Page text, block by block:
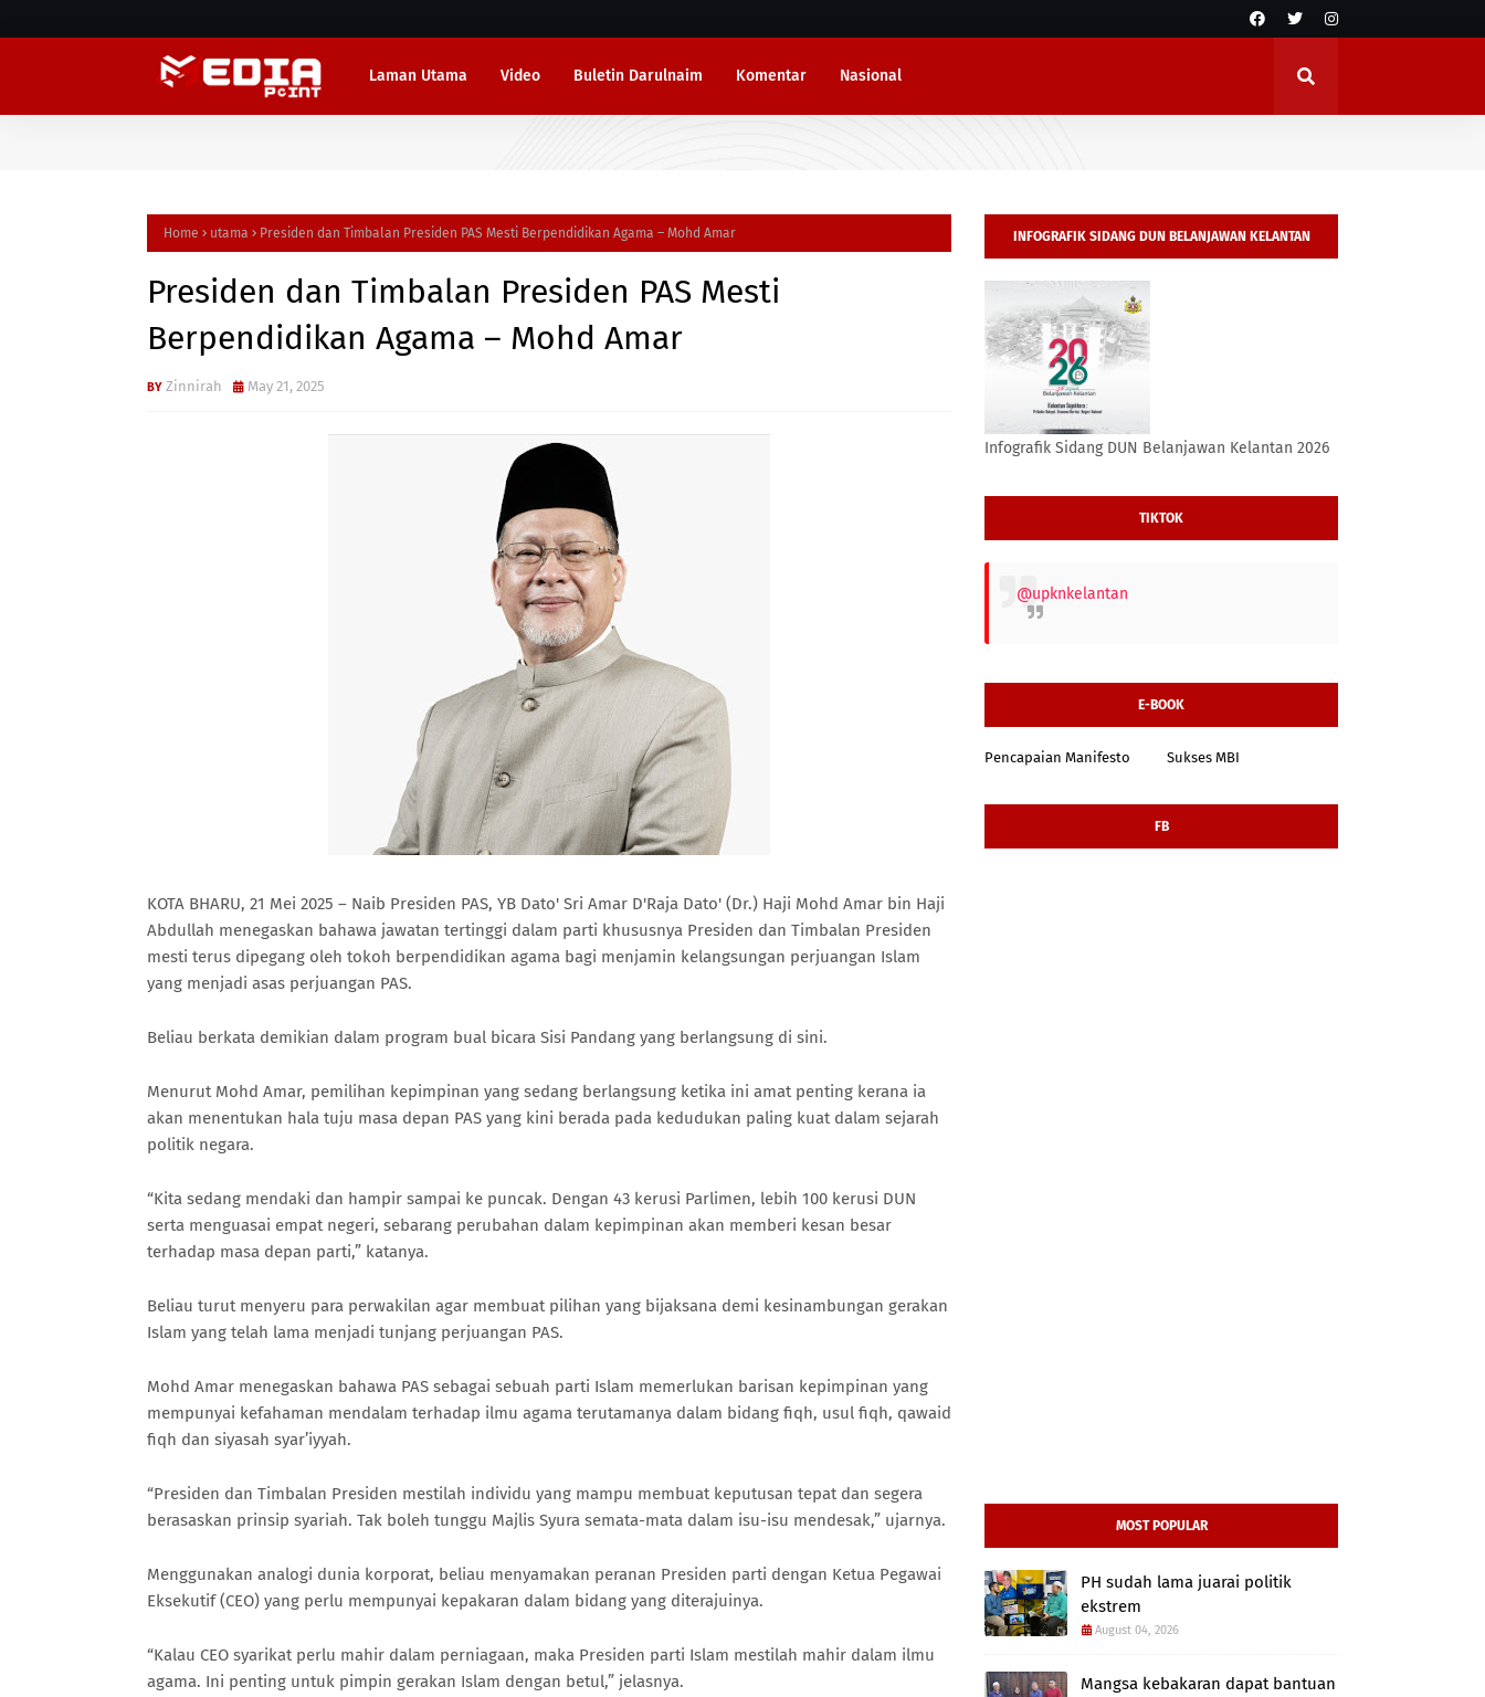
Laman Utama Video Buletin Darulnaim Komentar Nasional
Home utama Presiden dan Timbalan Presiden PAS Mesti Berpendidikan Agama – Mohd Amar
Presiden dan Timbalan Presiden PAS Mesti
Berpendidikan Agama – Mohd Amar
Zinnirah May 21, 2025
KOTA BHARU, 21 Mei 2025 – Naib Presiden PAS, YB Dato' Sri Amar D'Raja Dato' (Dr.) Haji Mohd Amar bin Haji
Abdullah menegaskan bahawa jawatan tertinggi dalam parti khususnya Presiden dan Timbalan Presiden
mesti terus dipegang oleh tokoh berpendidikan agama bagi menjamin kelangsungan perjuangan Islam
yang menjadi asas perjuangan PAS.
Beliau berkata demikian dalam program bual bicara Sisi Pandang yang berlangsung di sini.
Menurut Mohd Amar, pemilihan kepimpinan yang sedang berlangsung ketika ini amat penting kerana ia
akan menentukan hala tuju masa depan PAS yang kini berada pada kedudukan paling kuat dalam sejarah
politik negara.
“Kita sedang mendaki dan hampir sampai ke puncak. Dengan 43 kerusi Parlimen, lebih 100 kerusi DUN
serta menguasai empat negeri, sebarang perubahan dalam kepimpinan akan memberi kesan besar
terhadap masa depan parti,” katanya.
Beliau turut menyeru para perwakilan agar membuat pilihan yang bijaksana demi kesinambungan gerakan
Islam yang telah lama menjadi tunjang perjuangan PAS.
Mohd Amar menegaskan bahawa PAS sebagai sebuah parti Islam memerlukan barisan kepimpinan yang
mempunyai kefahaman mendalam terhadap ilmu agama terutamanya dalam bidang fiqh, usul fiqh, qawaid
fiqh dan siyasah syar’iyyah.
“Presiden dan Timbalan Presiden mestilah individu yang mampu membuat keputusan tepat dan segera
berasaskan prinsip syariah. Tak boleh tunggu Majlis Syura semata-mata dalam isu-isu mendesak,” ujarnya.
Menggunakan analogi dunia korporat, beliau menyamakan peranan Presiden parti dengan Ketua Pegawai
Eksekutif (CEO) yang perlu mempunyai kepakaran dalam bidang yang diterajuinya.
“Kalau CEO syarikat perlu mahir dalam perniagaan, maka Presiden parti Islam mestilah mahir dalam ilmu
agama. Ini penting untuk pimpin gerakan Islam dengan betul,” jelasnya.
INFOGRAFIK SIDANG DUN BELANJAWAN KELANTAN
2026
Infografik Sidang DUN Belanjawan Kelantan 2026
TIKTOK
@upknkelantan
E-BOOK
Pencapaian Manifesto Sukses MBI
FB
MOST POPULAR
PH sudah lama juarai politik
ekstrem
August 04, 2026
Mangsa kebakaran dapat bantuan